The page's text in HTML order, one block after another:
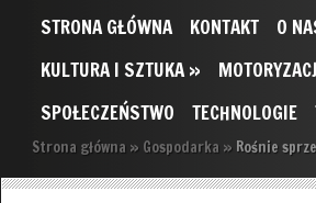
STRONA GŁÓWNA KONTAKT O
KULTURA I SZTUKA »
SPOŁECZEŃSTWO
TECHNOLOGIE
Strona główna » Gospodarka » Rośnie